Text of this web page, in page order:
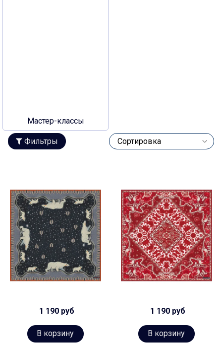
Мастер-классы
Фильтры
1 190 руб
В корзину
1 190 руб
В корзину